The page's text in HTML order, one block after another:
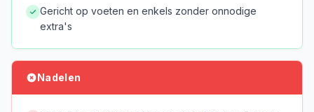
Gericht op voeten en enkels zonder onnodige
extra's
Nadelen